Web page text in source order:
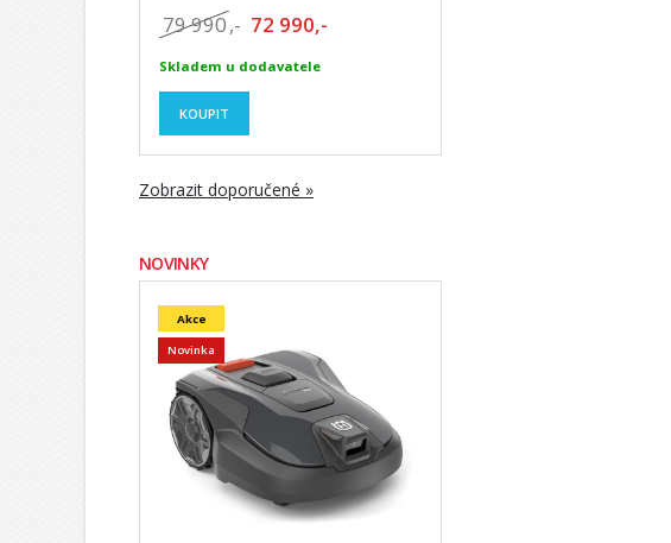
79 990,- 72 990,-
Skladem u dodavatele
KOUPIT
Zobrazit doporučené »
NOVINKY
Akce
Novinka